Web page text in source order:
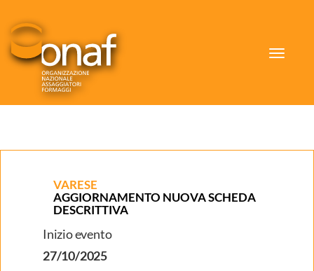
Toggle
VARESE
AGGIORNAMENTO NUOVA SCHEDA
DESCRITTIVA
Inizio evento
27/10/2025